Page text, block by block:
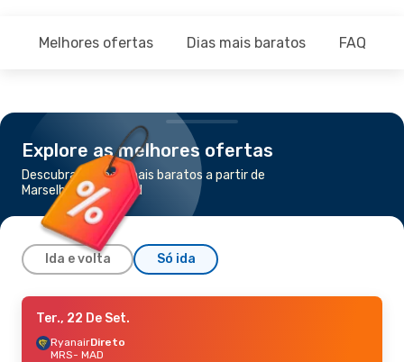
Melhores ofertas Dias mais baratos FAQ
Explore as melhores ofertas
Descubra os voos mais baratos a partir de
Marselha para Madrid
Ida e volta Só ida
Sáb., 12 De Set.
RyanairDireto
MRS- MAD
Ter., 22 De Set.
RyanairDireto
MRS- MAD